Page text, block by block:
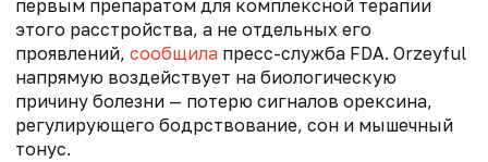
первым препаратом для комплексной терапии
этого расстройства, а не отдельных его
проявлений, сообщила пресс-служба FDA. Orzeyful
напрямую воздействует на биологическую
причину болезни — потерю сигналов орексина,
регулирующего бодрствование, сон и мышечный
тонус.